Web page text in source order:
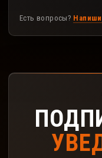
Есть вопросы?
Подписка на